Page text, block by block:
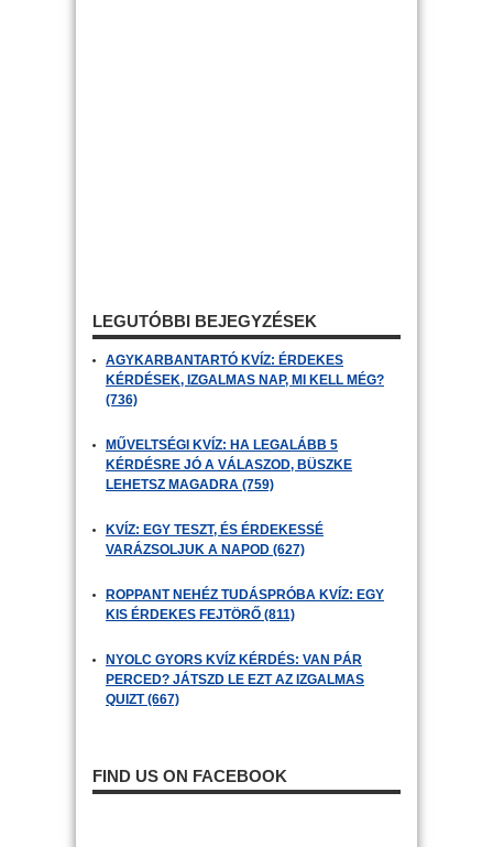
LEGUTÓBBI BEJEGYZÉSEK
AGYKARBANTARTÓ KVÍZ: ÉRDEKES
KÉRDÉSEK, IZGALMAS NAP, MI KELL MÉG?
(736)
MŰVELTSÉGI KVÍZ: HA LEGALÁBB 5
KÉRDÉSRE JÓ A VÁLASZOD, BÜSZKE
LEHETSZ MAGADRA (759)
KVÍZ: EGY TESZT, ÉS ÉRDEKESSÉ
VARÁZSOLJUK A NAPOD (627)
ROPPANT NEHÉZ TUDÁSPRÓBA KVÍZ: EGY
KIS ÉRDEKES FEJTÖRŐ (811)
NYOLC GYORS KVÍZ KÉRDÉS: VAN PÁR
PERCED? JÁTSZD LE EZT AZ IZGALMAS
QUIZT (667)
FIND US ON FACEBOOK